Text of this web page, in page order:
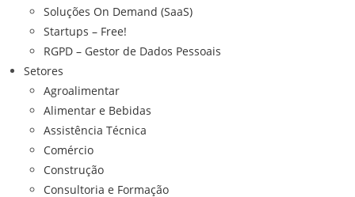
Soluções On Demand (SaaS)
Startups – Free!
RGPD – Gestor de Dados Pessoais
Setores
Agroalimentar
Alimentar e Bebidas
Assistência Técnica
Comércio
Construção
Consultoria e Formação